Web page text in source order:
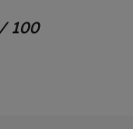
100